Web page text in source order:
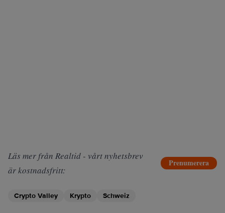
Läs mer från Realtid - vårt nyhetsbrev
är kostnadsfritt:
Prenumerera
Crypto Valley Krypto Schweiz